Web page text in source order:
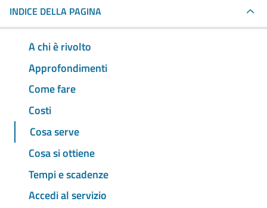
INDICE DELLA PAGINA
A chi è rivolto
Approfondimenti
Come fare
Costi
Cosa serve
Cosa si ottiene
Tempi e scadenze
Accedi al servizio